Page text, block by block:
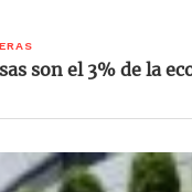
son el 3% de la